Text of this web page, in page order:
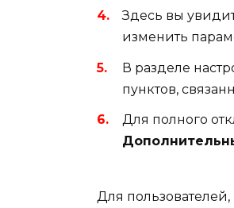
Здесь вы
изменить
В разделе
пунктов,
Для полного
Для пользователей,